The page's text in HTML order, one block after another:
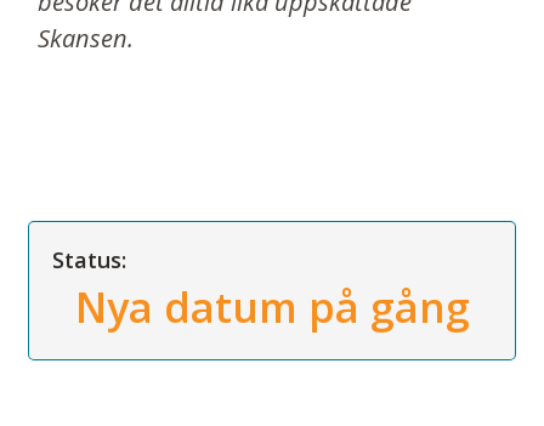
Skansen.
Status:
Nya datum på gång